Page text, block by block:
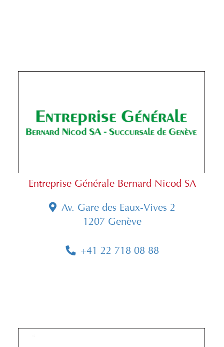
Entreprise Générale Bernard Nicod SA
Av. Gare des Eaux-Vives 2
1207 Genève
+41 22 718 08 88